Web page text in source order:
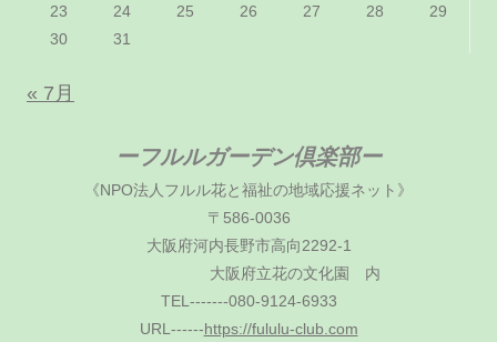
23
24 25 26 27 28
29
30
31
« 7月
ーフルルガーデン倶楽部ー
《NPO法人フルル花と福祉の地域応援ネット》
〒586-0036
大阪府河内長野市高向2292-1
大阪府立花の文化園 内
TEL-------080-9124-6933
URL------https://fululu-club.com